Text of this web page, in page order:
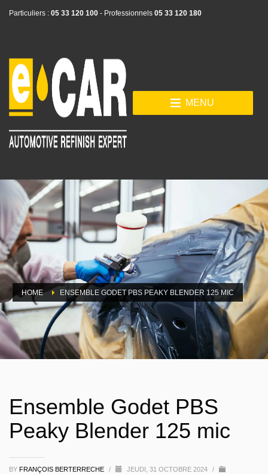
Particuliers : 05 33 120 100 - Professionnels 05 33 120 180
MENU
HOME ENSEMBLE GODET PBS PEAKY BLENDER 125 MIC
Ensemble Godet PBS
Peaky Blender 125 mic
BY FRANÇOIS BERTERRECHE / JEUDI, 31 OCTOBRE 2024
/